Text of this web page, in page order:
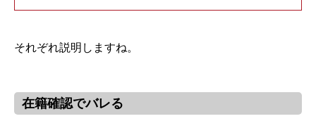
それぞれ説明しますね。
在籍確認でバレる